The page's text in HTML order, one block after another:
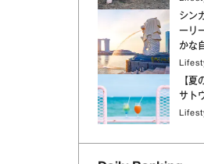
シン
ーリ
かな
【夏
サト